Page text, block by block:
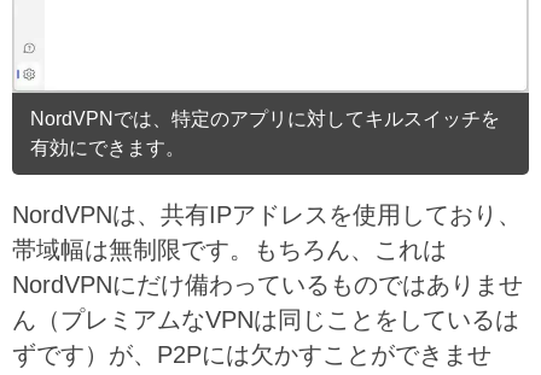
NordVPNでは、特定のアプリに対してキルスイッチを
有効にできます。
NordVPNは、共有IPアドレスを使用しており、
帯域幅は無制限です。もちろん、これは
NordVPNにだけ備わっているものではありませ
ん（プレミアムなVPNは同じことをしているは
ずです）が、P2Pには欠かすことができませ